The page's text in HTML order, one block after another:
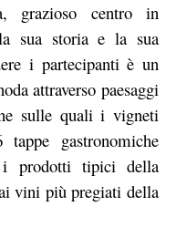
centro in
sua storia e la sua
i partecipanti è un
attraverso paesaggi
sulle quali i vigneti
gastronomiche
i prodotti tipici della
vini più pregiati della